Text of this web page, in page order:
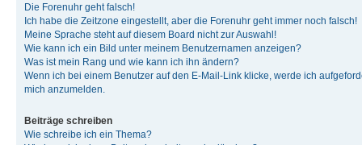
Die Forenuhr geht falsch!
Ich habe die Zeitzone eingestellt, aber die Forenuhr geht immer noch falsch!
Meine Sprache steht auf diesem Board nicht zur Auswahl!
Wie kann ich ein Bild unter meinem Benutzernamen anzeigen?
Was ist mein Rang und wie kann ich ihn ändern?
Wenn ich bei einem Benutzer auf den E-Mail-Link klicke, werde ich
mich anzumelden.
Beiträge schreiben
Wie schreibe ich ein Thema?